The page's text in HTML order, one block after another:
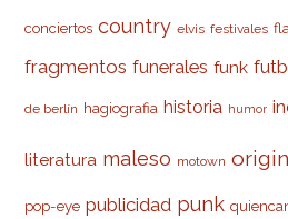
conciertos country elvis festivales
fragmentos funerales funk
de berlín hagiografia historia humor
literatura maleso motown
pop-eye publicidad punk